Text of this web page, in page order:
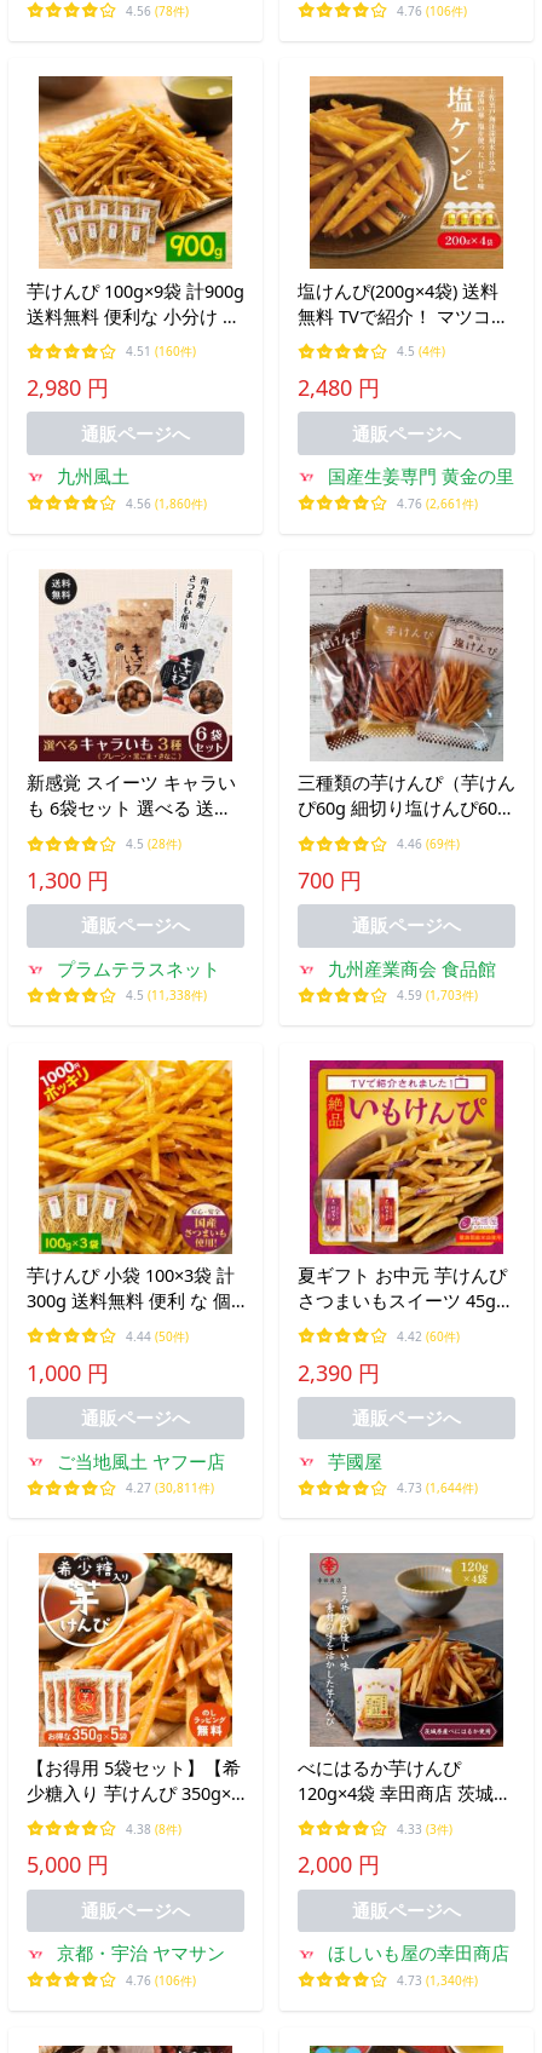
4.56 (78件) 4.76 (106件)
芋けんぴ 100g×9袋 計900g
送料無料 便利な 小分け 個
包装 大容量 スイーツ いも
けんぴ 《1-5営業以内発送
予定(土日祝除く)》
4.51 (160件)
2,980 円
通販ページへ
九州風土
4.56 (1,860件)
塩けんぴ(200g×4袋) 送料
無料 TVで紹介！ マツコの
知らない世界芋けんぴの世
界/ 高知 さつまいも お菓
子 南国製菓 水車亭 お土産
4.5 (4件)
2,480 円
通販ページへ
国産生姜専門 黄金の里
4.76 (2,661件)
新感覚 スイーツ キャラい
も 6袋セット 選べる 送料
無料 ポスト投函便 キャラ
メル 芋けんぴ ごま きなこ
4.5 (28件)
1,300 円
通販ページへ
プラムテラスネット
4.5 (11,338件)
三種類の芋けんぴ（芋けん
ぴ60g 細切り塩けんぴ60g
細切り黒糖けんぴ60g) メ
ール便送料無料 ポイント
消化 700 商品券 消化 使え
る 店 食品 爆買
4.46 (69件)
700 円
通販ページへ
九州産業商会 食品館
4.59 (1,703件)
芋けんぴ 小袋 100×3袋 計
300g 送料無料 便利 な 個
包装 芋 和菓子 スイーツ
お菓子 ポイント消化 1-5営
業以内発送予定 土日祝除
く
4.44 (50件)
1,000 円
通販ページへ
ご当地風土 ヤフー店
4.27 (30,811件)
夏ギフト お中元 芋けんぴ
さつまいもスイーツ 45g×6
袋 お試し お菓子 詰め合わ
せ プレゼント お取り寄せ
絶品 高級 個包装 K
4.42 (60件)
2,390 円
通販ページへ
芋國屋
4.73 (1,644件)
【お得用 5袋セット】【希
少糖入り 芋けんぴ 350g×5
袋】|国産 芋ケンピ さつ
まいも 袋入り ギフト ケン
ピ 芋 芋菓子 お菓子 おや
つ いもけんぴ お茶菓子
4.38 (8件)
5,000 円
通販ページへ
京都・宇治 ヤマサン
4.76 (106件)
べにはるか芋けんぴ
120g×4袋 幸田商店 茨城県
産 紅はるか 細切り けんぴ
食物繊維 べにはるか お菓
子
4.33 (3件)
2,000 円
通販ページへ
ほしいも屋の幸田商店
4.73 (1,340件)